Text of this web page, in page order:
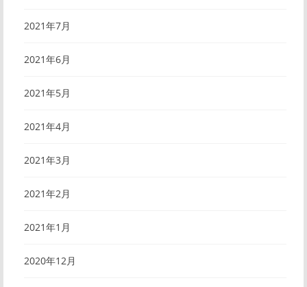
2021年7月
2021年6月
2021年5月
2021年4月
2021年3月
2021年2月
2021年1月
2020年12月